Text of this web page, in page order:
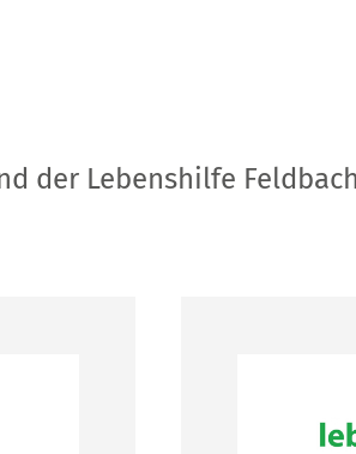
der Lebenshilfe